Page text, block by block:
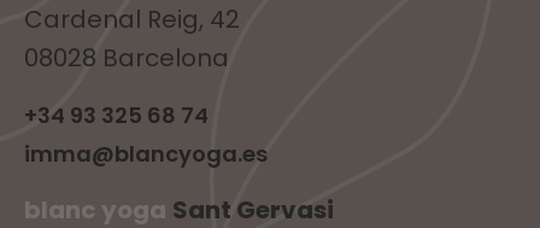
Cardenal Reig, 42
08028 Barcelona
+34 93 325 68 74
imma@blancyoga.es
blanc yoga Sant Gervasi